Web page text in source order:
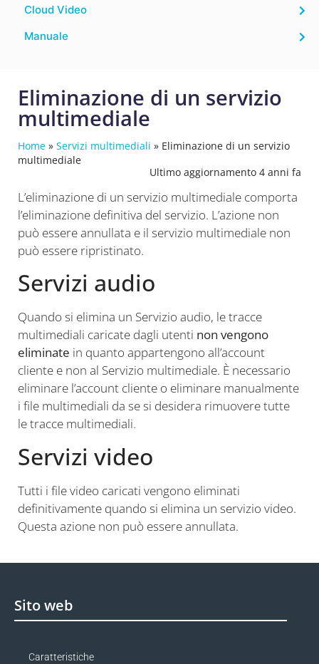
Cloud Video
Manuale
Eliminazione di un servizio
multimediale
Home » Servizi multimediali » Eliminazione di un servizio
multimediale
Ultimo aggiornamento 4 anni fa
L’eliminazione di un servizio multimediale comporta
l’eliminazione definitiva del servizio. L’azione non
può essere annullata e il servizio multimediale non
può essere ripristinato.
Servizi audio
Quando si elimina un Servizio audio, le tracce
multimediali caricate dagli utenti non vengono
eliminate in quanto appartengono all’account
cliente e non al Servizio multimediale. È necessario
eliminare l’account cliente o eliminare manualmente
i file multimediali da se si desidera rimuovere tutte
le tracce multimediali.
Servizi video
Tutti i file video caricati vengono eliminati
definitivamente quando si elimina un servizio video.
Questa azione non può essere annullata.
Sito web
Caratteristiche